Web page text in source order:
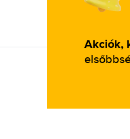
Akciók,